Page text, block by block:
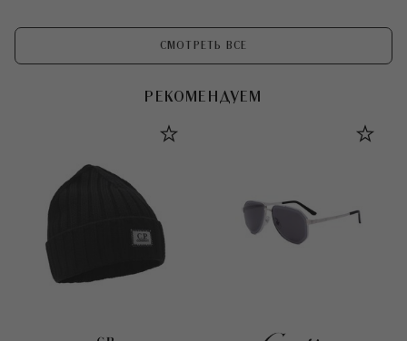
СМОТРЕТЬ ВСЕ
РЕКОМЕНДУЕМ